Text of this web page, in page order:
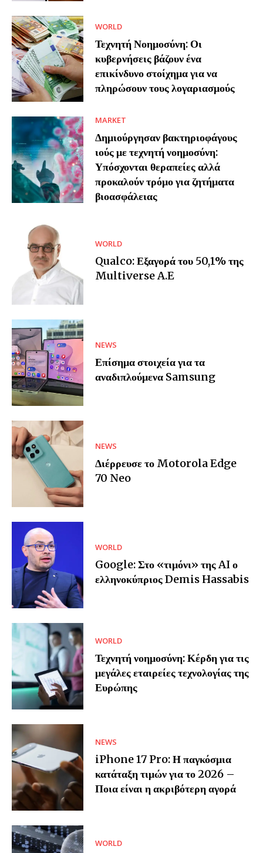
WORLD
Τεχνητή Νοημοσύνη: Οι
κυβερνήσεις βάζουν ένα
επικίνδυνο στοίχημα για να
πληρώσουν τους λογαριασμούς
MARKET
Δημιούργησαν βακτηριοφάγους
ιούς με τεχνητή νοημοσύνη:
Υπόσχονται θεραπείες αλλά
προκαλούν τρόμο για ζητήματα
βιοασφάλειας
WORLD
Qualco: Εξαγορά του 50,1% της
Multiverse A.E
NEWS
Επίσημα στοιχεία για τα
αναδιπλούμενα Samsung
NEWS
Διέρρευσε το Motorola Edge
70 Neo
WORLD
Google: Στο «τιμόνι» της AI ο
ελληνοκύπριος Demis Hassabis
WORLD
Τεχνητή νοημοσύνη: Κέρδη για τις
μεγάλες εταιρείες τεχνολογίας της
Ευρώπης
NEWS
iPhone 17 Pro: Η παγκόσμια
κατάταξη τιμών για το 2026 –
Ποια είναι η ακριβότερη αγορά
WORLD